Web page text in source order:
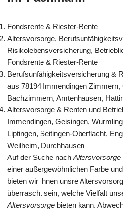
Fondsrente & Riester-Rente
Altersvorsorge,
Risikolebensversicherung,
Fondsrente & Riester-Rente
Berufsunfähigkeitsversicherung &
aus 78194 Immendingen Zimmern,
Bachzimmern, Amtenhausen,
Altersvorsorge & Renten und
Immendingen, Geisingen,
Liptingen, Seitingen-Oberflacht,
Weilheim, Durchhausen
Auf der Suche nach Altersvorsorge
einer außergewöhnlichen Farbe
bieten wir Ihnen unsre
überrascht sein, welche Vielfalt
Altersvorsorge bieten kann.